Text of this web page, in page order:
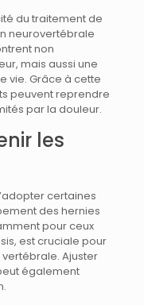
du traitement de
neurovertébrale
non
mais aussi une
vie. Grâce à cette
peuvent reprendre
par la douleur.
les
certaines
des hernies
pour ceux
est cruciale pour
Ajuster
également